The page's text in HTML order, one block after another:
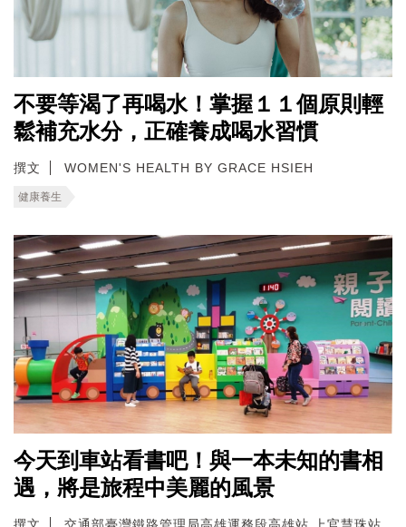
不要等渴了再喝水！掌握１１個原則輕
鬆補充水分，正確養成喝水習慣
撰文 WOMEN'S HEALTH BY GRACE HSIEH
健康養生
今天到車站看書吧！與一本未知的書相
遇，將是旅程中美麗的風景
撰文 交通部臺灣鐵路管理局高雄運務段高雄站 上官慧珠站